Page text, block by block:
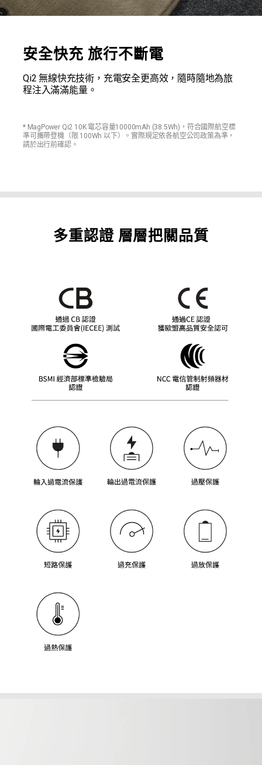
安全快充 旅行不斷電
Qi2 無線快充技術，充電安全更高效，隨時隨地為旅
程注入滿滿能量。
* MagPower Qi2 10K 電芯容量10000mAh (38.5Wh)，符合國際航空標
準可攜帶登機（限 100Wh 以下）。實際規定依各航空公司政策為準，
請於出行前確認。
多重認證 層層把關品質